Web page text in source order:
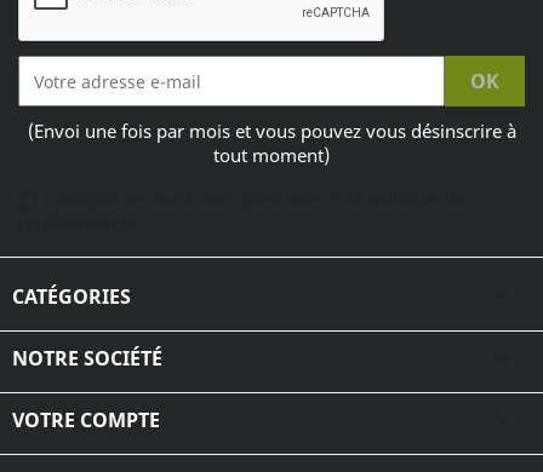
(Envoi une fois par mois et vous pouvez vous désinscrire à
tout moment)
CATÉGORIES
NOTRE SOCIÉTÉ
VOTRE COMPTE